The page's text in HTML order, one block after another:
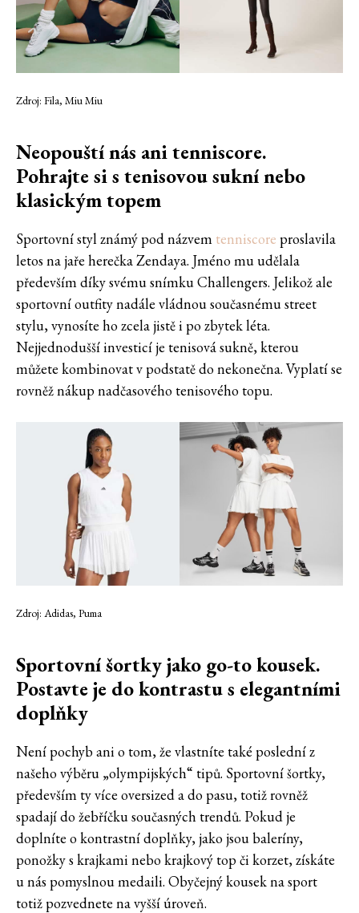
Zdroj: Fila, Miu Miu
Neopouští nás ani tenniscore.
Pohrajte si s tenisovou sukní nebo
klasickým topem
Sportovní styl známý pod názvem tenniscore proslavila
letos na jaře herečka Zendaya. Jméno mu udělala
především díky svému snímku Challengers. Jelikož ale
sportovní outfity nadále vládnou současnému street
stylu, vynosíte ho zcela jistě i po zbytek léta.
Nejjednodušší investicí je tenisová sukně, kterou
můžete kombinovat v podstatě do nekonečna. Vyplatí se
rovněž nákup nadčasového tenisového topu.
Zdroj: Adidas, Puma
Sportovní šortky jako go-to kousek.
Postavte je do kontrastu s elegantními
doplňky
Není pochyb ani o tom, že vlastníte také poslední z
našeho výběru „olympijských“ tipů. Sportovní šortky,
především ty více oversized a do pasu, totiž rovněž
spadají do žebříčku současných trendů. Pokud je
doplníte o kontrastní doplňky, jako jsou baleríny,
ponožky s krajkami nebo krajkový top či korzet, získáte
u nás pomyslnou medaili. Obyčejný kousek na sport
totiž pozvednete na vyšší úroveň.